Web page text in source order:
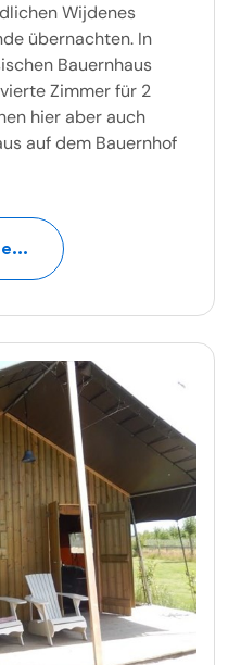
Wijdenes
übernachten. In
Bauernhaus
Zimmer für 2
hier aber auch
auf dem Bauernhof